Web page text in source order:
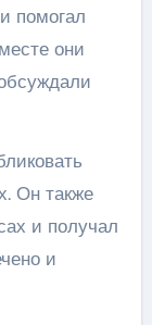
помогал
они
Он также
и получал
и